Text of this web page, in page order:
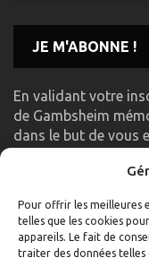
Pour offrir les meilleures
telles que les cookies
appareils. Le fait de
traiter des données
En validant votre
de Gambsheim
dans le but de vous
LIENS UTILES
Accueil